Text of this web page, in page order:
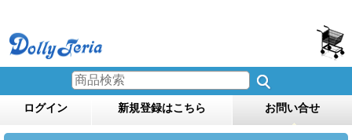
ログイン 新規登録はこちら お問い合せ